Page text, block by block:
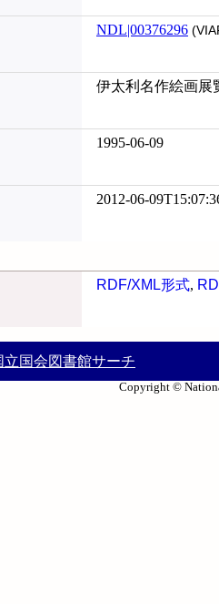
NDL|00376296
伊太利名作絵画展
1995-06-09
2012-06-
RDF/XML形式,
立国会図書館サーチ
Copyright ©